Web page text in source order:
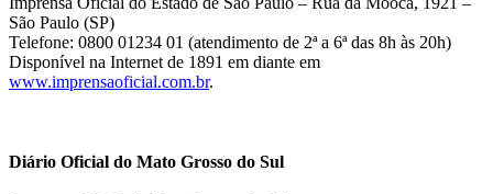
São Paulo (SP)
Telefone: 0800 01234 01 (atendimento de 2ª a 6ª das 8h às 20h)
Disponível na Internet de 1891 em diante em
www.imprensaoficial.com.br.
Diário Oficial do Mato Grosso do Sul